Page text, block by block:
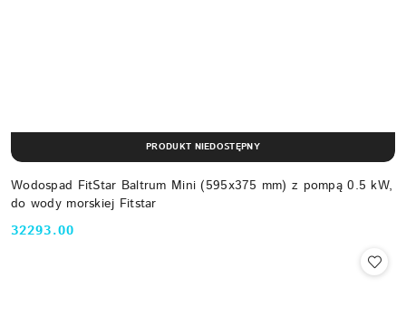
Wodospad FitStar Baltrum Mini (595x375 mm) z pompą 0.5 kW,
do wody morskiej Fitstar
Cena:
32293.00
PRODUKT NIEDOSTĘPNY